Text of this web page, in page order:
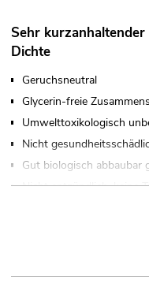
Sehr
Dichte
Geruchsneutral
Glycerin-freie
Umwelttoxikologisch
Nicht
Gut biologisch abbaubar
Nicht entzündlich, keine